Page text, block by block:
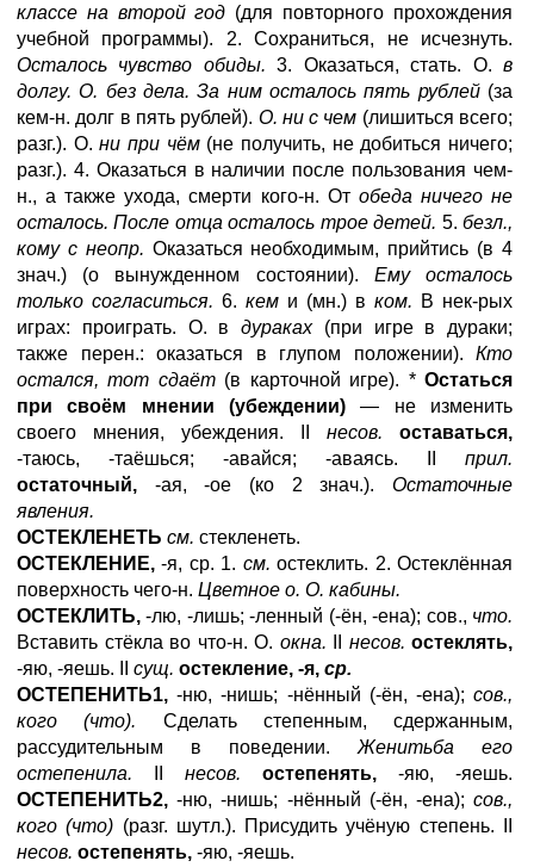
классе на второй год (для повторного прохождения
учебной программы). 2. Сохраниться, не исчезнуть.
Осталось чувство обиды. 3. Оказаться, стать. О.в
долгу. О. без дела. За ним осталось пять рублей(за
кем-н. долг в пять рублей). О. ни с чем (лишиться всего;
разг.). О.ни при чём(не получить, не добиться ничего;
разг.). 4. Оказаться в наличии после пользования чем-
н., а также ухода, смерти кого-н. От обеда ничего не
осталось. После отца осталось трое детей. 5.безл.,
кому с неопр. Оказаться необходимым, прийтись (в 4
знач.) (о вынужденном состоянии). Ему осталось
только согласиться. 6. кем и (мн.) в ком. В нек-рых
играх: проиграть. О. в дураках(при игре в дураки;
также перен.: оказаться в глупом положении). Кто
остался, тот сдаёт(в карточной игре). *Остаться
при своём мнении (убеждении) — не изменить
своего мнения, убеждения. II несов. оставаться,
-таюсь, -таёшься; -авайся; -аваясь. II прил.
остаточный, -ая, -ое (ко 2 знач.). Остаточные
явления.
ОСТЕКЛЕНЕТЬ см. стекленеть.
ОСТЕКЛЕНИЕ, -я, ср. 1. см. остеклить. 2. Остеклённая
поверхность чего-н. Цветное о. О. кабины.
ОСТЕКЛИТЬ, -лю, -лишь; -ленный (-ён, -ена); сов., что.
Вставить стёкла во что-н. О. окна. несов. остеклять,
-яю, -яешь. II сущ. остекление, -я, ср.
ОСТЕПЕНИТЬ1, -ню, -нишь; -нённый (-ён, -ена); сов.,
кого (что). Сделать степенным, сдержанным,
рассудительным в поведении. Женитьба его
остепенила.
несов. остепенять, -яю, -яешь.
ОСТЕПЕНИТЬ2, -ню, -нишь; -нённый (-ён, -ена); сов.,
кого (что) (разг. шутл.). Присудить учёную степень. II
несов. остепенять, -яю, -яешь.